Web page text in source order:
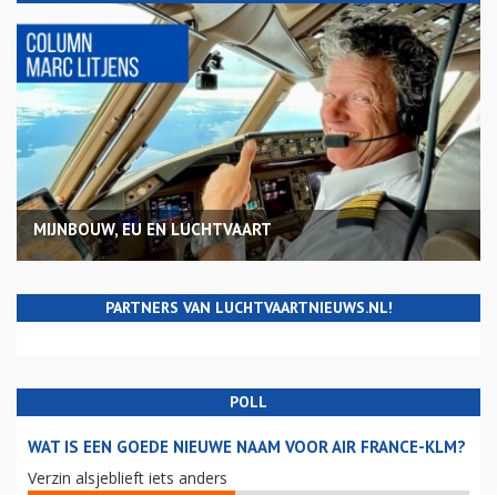
MIJNBOUW, EU EN LUCHTVAART
PARTNERS VAN LUCHTVAARTNIEUWS.NL!
POLL
WAT IS EEN GOEDE NIEUWE NAAM VOOR AIR FRANCE-KLM?
Verzin alsjeblieft iets anders